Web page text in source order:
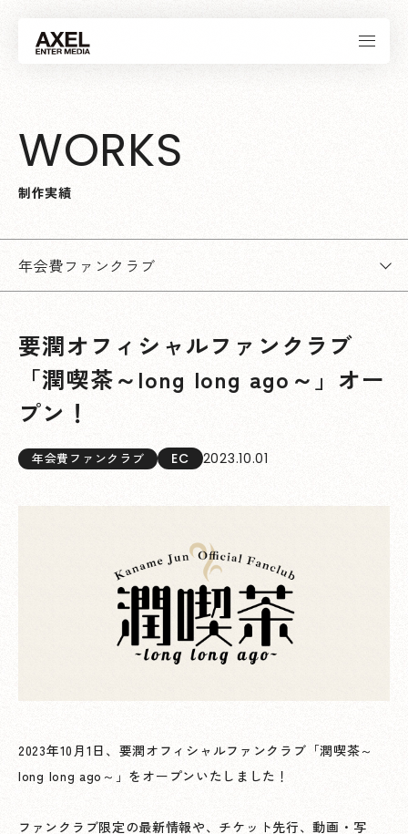
WORKS
制作実績
年会費ファンクラブ
要潤オフィシャルファンクラブ
「潤喫茶～long long ago～」オー
プン！
年会費ファンクラブ EC 2023.10.01
2023年10月1日、要潤オフィシャルファンクラブ「潤喫茶～
long long ago～」をオープンいたしました！
ファンクラブ限定の最新情報や、チケット先行、動画・写